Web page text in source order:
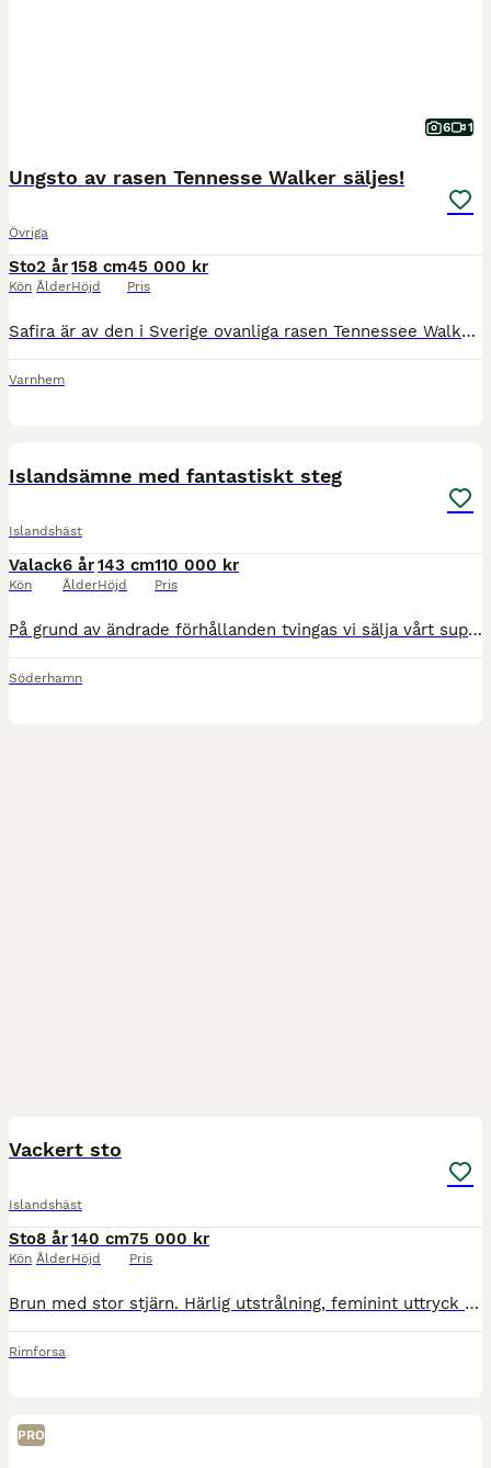
6 1
Ungsto av rasen Tennesse Walker säljes!
Övriga
Sto
Kön
2 år
Ålder
158 cm
Höjd
45 000 kr
Pris
Safira är av den i Sverige ovanliga rasen Tennessee Walker. Hon är född i augusti 2024 så ca 2 år gammal. Hon är vaccinerad, avmaskad och verkad enligt alla konstens regler. Mäter dryga 150 cm idag så
Varnhem
Islandsämne med fantastiskt steg
Islandshäst
Valack
Kön
6 år
Ålder
143 cm
Höjd
110 000 kr
Pris
På grund av ändrade förhållanden tvingas vi sälja vårt superämne Saeli 6 år. Det är en häst som verkligen måste upplevas på plats för att förstå hans fulla potential och utstrålning. ✨ Saeli – Charm
Söderhamn
Vackert sto
Islandshäst
Sto
Kön
8 år
Ålder
140 cm
Höjd
75 000 kr
Pris
Brun med stor stjärn. Härlig utstrålning, feminint uttryck och supersött huvud! vaken och väldigt social och mysig. Sent inriden och nu under fortsatt träning. Trevlig i ridning och hantering. Mycke
Rimforsa
PRO